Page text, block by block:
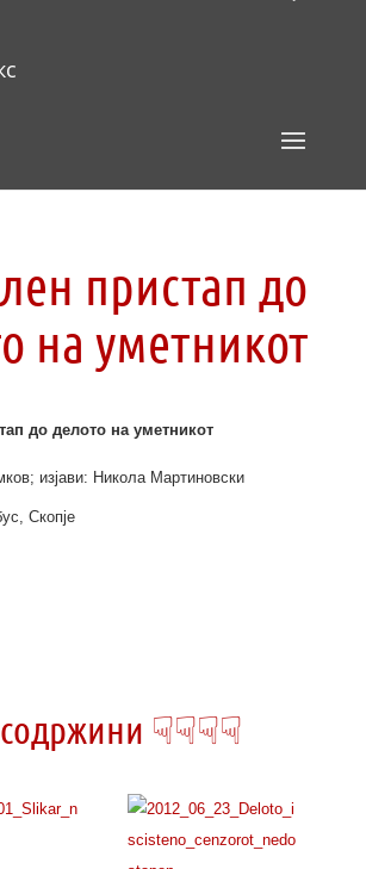
пристап до
на уметникот
до делото на уметникот
изјави: Никола Мартиновски
Скопје
☟☟☟☟